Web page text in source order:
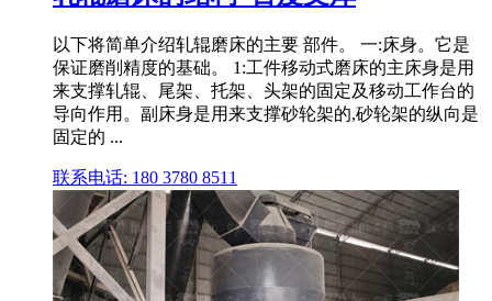
以下将简单介绍轧辊磨床的主要 部件。 一:床身。它是
保证磨削精度的基础。 1:工件移动式磨床的主床身是用
来支撑轧辊、尾架、托架、头架的固定及移动工作台的
导向作用。副床身是用来支撑砂轮架的,砂轮架的纵向是
固定的 ...
联系电话: 180 3780 8511